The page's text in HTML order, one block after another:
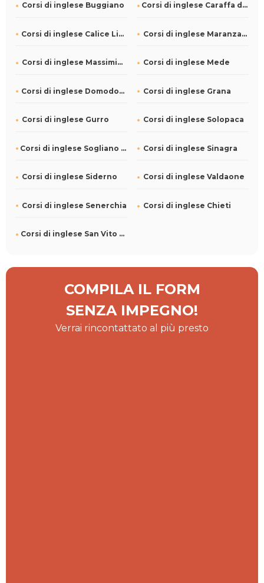
Corsi di inglese Buggiano Corsi di inglese Caraffa di Catanzaro
Corsi di inglese Calice Ligure Corsi di inglese Maranzana
Corsi di inglese Massimino Corsi di inglese Mede
Corsi di inglese Domodossola Corsi di inglese Grana
Corsi di inglese Gurro Corsi di inglese Solopaca
Corsi di inglese Sogliano al Rubicone Corsi di inglese Sinagra
Corsi di inglese Siderno Corsi di inglese Valdaone
Corsi di inglese Senerchia Corsi di inglese Chieti
Corsi di inglese San Vito sullo Ionio
COMPILA IL FORM
SENZA IMPEGNO!
Verrai rincontattato al più presto